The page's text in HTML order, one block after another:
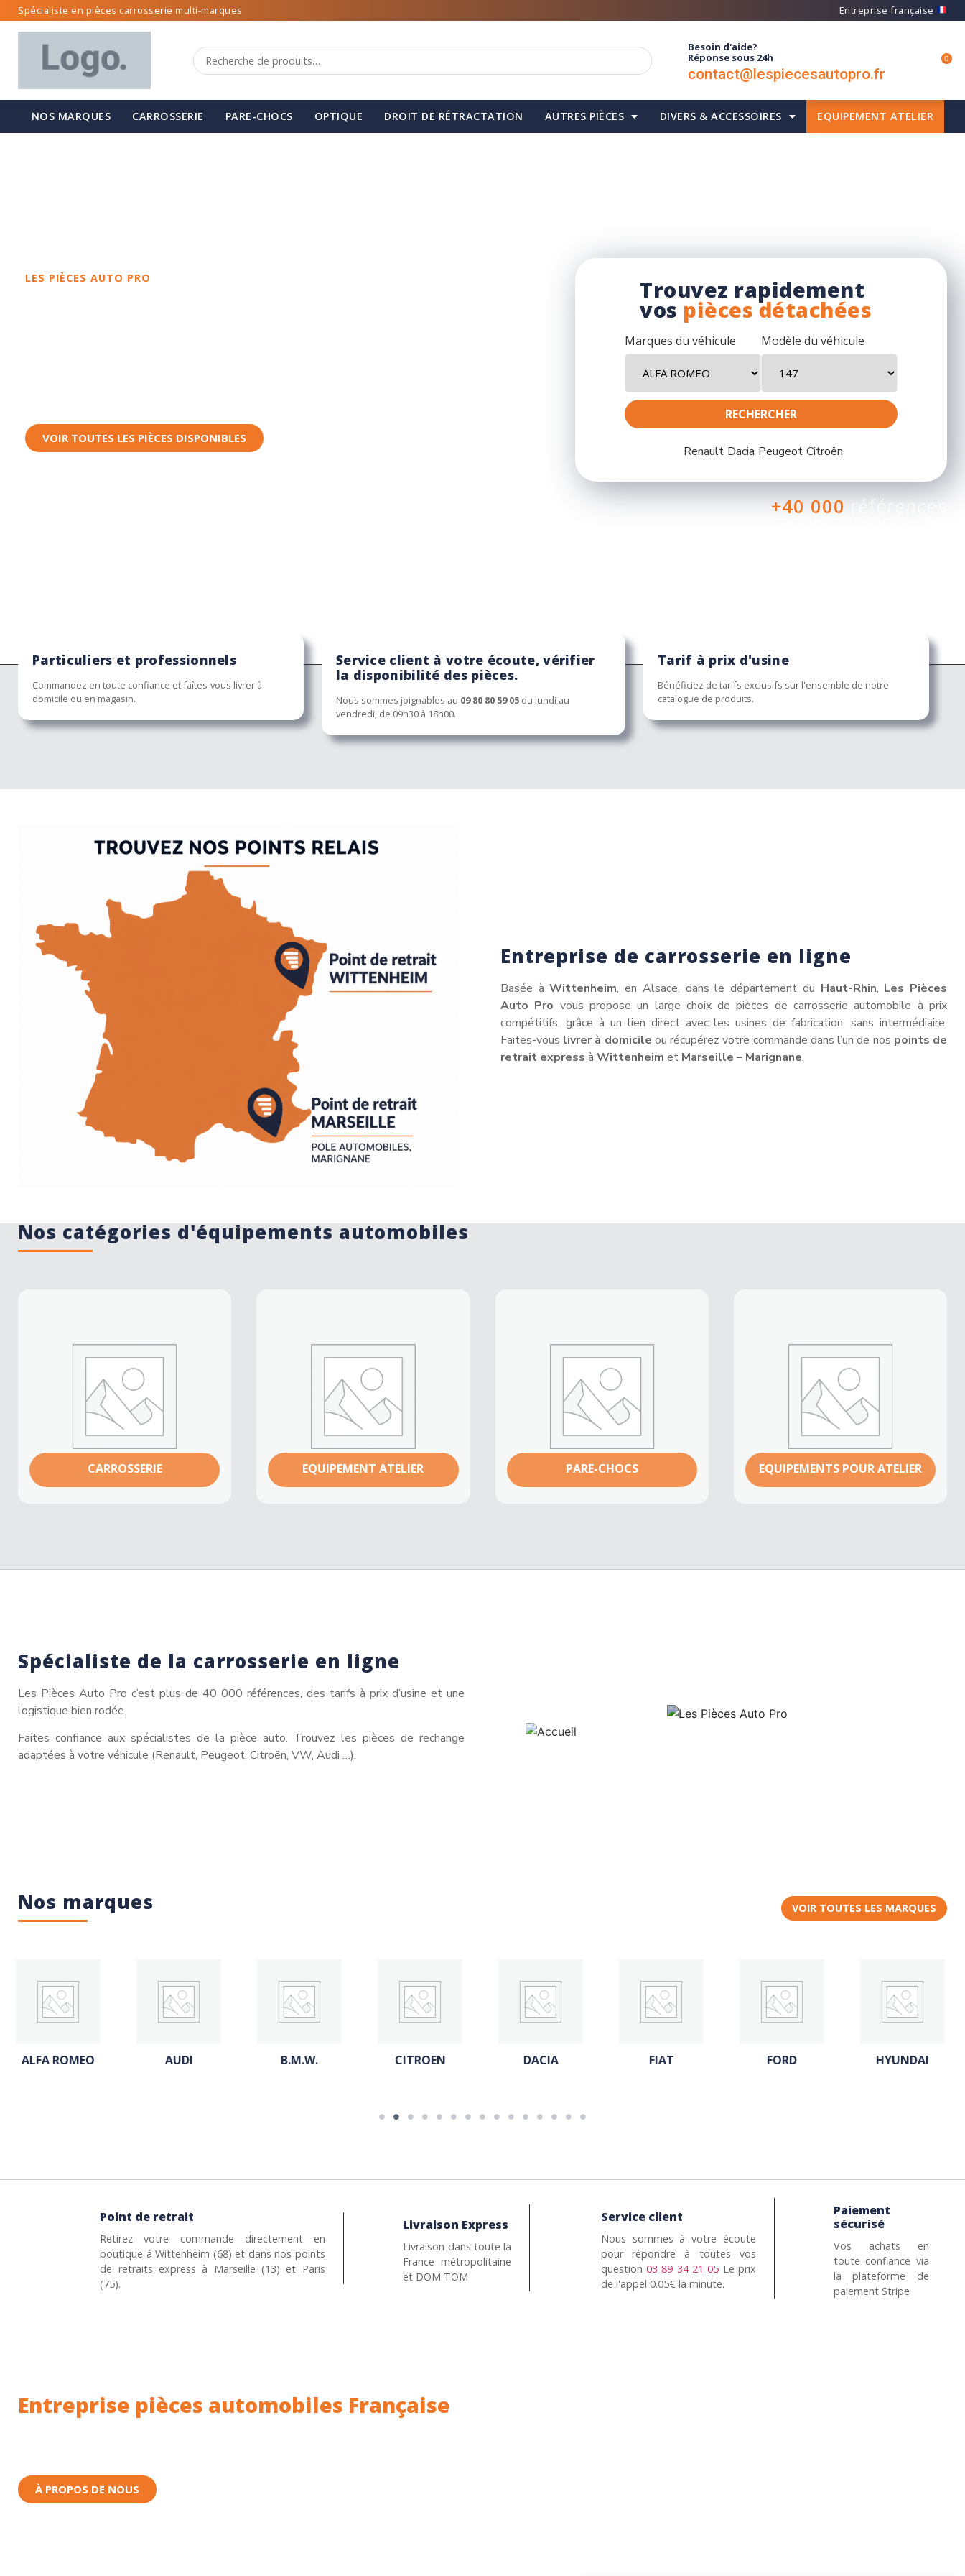
Spécialiste en pièces carrosserie multi-marques Entreprise française
Besoin d'aide?
Réponse sous 24h
contact@lespiecesautopro.fr
0
NOS MARQUES CARROSSERIE PARE-CHOCS OPTIQUE DROIT DE RÉTRACTATION AUTRES PIÈCES DIVERS & ACCESSOIRES EQUIPEMENT ATELIER
LES PIÈCES AUTO PRO
VOIR TOUTES LES PIÈCES DISPONIBLES
Trouvez rapidement
vos pièces détachées
Marques du véhicule Modèle du véhicule
Renault Dacia Peugeot Citroën
+40 000 références
Particuliers et professionnels
Commandez en toute confiance et faîtes-vous livrer à
domicile ou en magasin.
Service client à votre écoute, vérifier
la disponibilité des pièces.
Nous sommes joignables au 09 80 80 59 05du lundi au
vendredi, de 09h30 à 18h00.
Tarif à prix d'usine
Bénéficiez de tarifs exclusifs sur l'ensemble de notre
catalogue de produits.
Entreprise de carrosserie en ligne
Basée àWittenheim, en Alsace, dans le département du Haut-Rhin, Les Pièces
Auto Pro vous propose un large choix de pièces de carrosserie automobile à prix
compétitifs, grâce à un lien direct avec les usines de fabrication, sans intermédiaire.
Faites-vous livrer à domicile ou récupérez votre commande dans l’un de nos points de
retrait express à Wittenheim et Marseille – Marignane.
Nos catégories d'équipements automobiles
CARROSSERIE EQUIPEMENT ATELIER PARE-CHOCS EQUIPEMENTS POUR ATELIER
Spécialiste de la carrosserie en ligne
Les Pièces Auto Pro c’est plus de 40 000 références, des tarifs à prix d’usine et une
logistique bien rodée.
Faites confiance aux spécialistes de la pièce auto. Trouvez les pièces de rechange
adaptées à votre véhicule (Renault, Peugeot, Citroën, VW, Audi …).
Nos marques VOIR TOUTES LES MARQUES
AUDI B.M.W. CITROEN DACIA FIAT FORD HYUNDAI MERCEDES
Point de retrait
Retirez votre commande directement en
boutique à Wittenheim (68) et dans nos points
de retraits express à Marseille (13) et Paris
(75).
Livraison Express
Livraison dans toute la
France métropolitaine
et DOM TOM
Service client
Nous sommes à votre écoute
pour répondre à toutes vos
question03 89 34 21 05 Le prix
de l'appel 0.05€ la minute.
Paiement
sécurisé
Vos achats en
toute confiance via
la plateforme de
paiement Stripe
Entreprise pièces automobiles Française
À PROPOS DE NOUS